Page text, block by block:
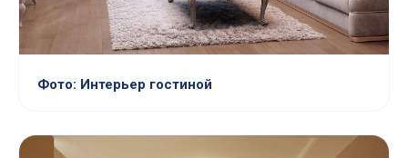
Фото: Интерьер гостиной